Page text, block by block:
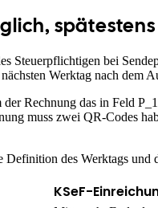
Steuerpflichtigen bei
Werktag nach dem
Rechnung das in Feld
muss zwei QR-Codes
des Werktags und
KSeF-